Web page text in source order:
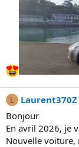
L Laurent370Z
Bonjour
En avril 2026, je
Nouvelle voiture,